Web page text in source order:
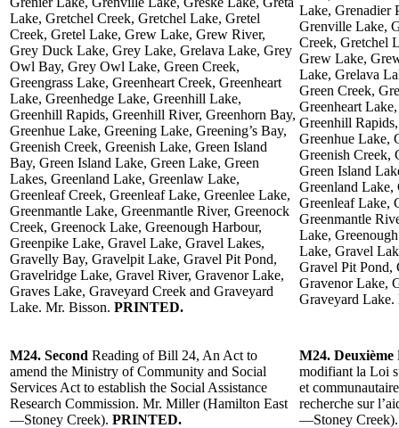
Lake, Gretchel Creek, Gretchel Lake, Gretel
Creek, Gretel Lake, Grew Lake, Grew River,
Grey Duck Lake, Grey Lake, Grelava Lake, Grey
Owl Bay, Grey Owl Lake, Green Creek,
Greengrass Lake, Greenheart Creek, Greenheart
Lake, Greenhedge Lake, Greenhill Lake,
Greenhill Rapids, Greenhill River, Greenhorn Bay,
Greenhue Lake, Greening Lake, Greening’s Bay,
Greenish Creek, Greenish Lake, Green Island
Bay, Green Island Lake, Green Lake, Green
Lakes, Greenland Lake, Greenlaw Lake,
Greenleaf Creek, Greenleaf Lake, Greenlee Lake,
Greenmantle Lake, Greenmantle River, Greenock
Creek, Greenock Lake, Greenough Harbour,
Greenpike Lake, Gravel Lake, Gravel Lakes,
Gravelly Bay, Gravelpit Lake, Gravel Pit Pond,
Gravelridge Lake, Gravel River, Gravenor Lake,
Graves Lake, Graveyard Creek and Graveyard
Lake. Mr. Bisson. PRINTED.
Lake, Grenadier
Grenville Lake,
Creek, Gretchel
Grew Lake,
Lake, Grelava
Green Creek,
Greenheart
Greenhill
Greenhue Lake,
Greenish Creek,
Green Island
Greenland Lake,
Greenleaf Lake,
Greenmantle
Lake,
Lake, Gravel
Gravel Pit Pond,
Gravenor Lake,
Graveyard
M24. Second Reading of Bill 24, An Act to
amend the Ministry of Community and Social
Services Act to establish the Social Assistance
Research Commission. Mr. Miller (Hamilton East
—Stoney Creek). PRINTED.
M24. Deuxième
modifiant la Loi
et
recherche sur
—Stoney